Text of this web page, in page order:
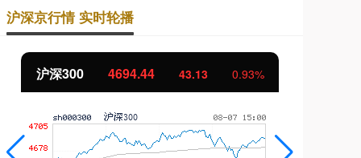
沪深京行情 实时轮播
北证50 1134.24 11.37 1.01%